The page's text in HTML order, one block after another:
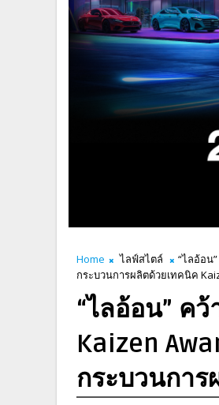
Home ไลฟ์สไตล์
“ไลอ้อน
กระบวนการผลิตด้วยเทคนิค
“ไลอ้อน” ค
Kaizen
กระบวนกา